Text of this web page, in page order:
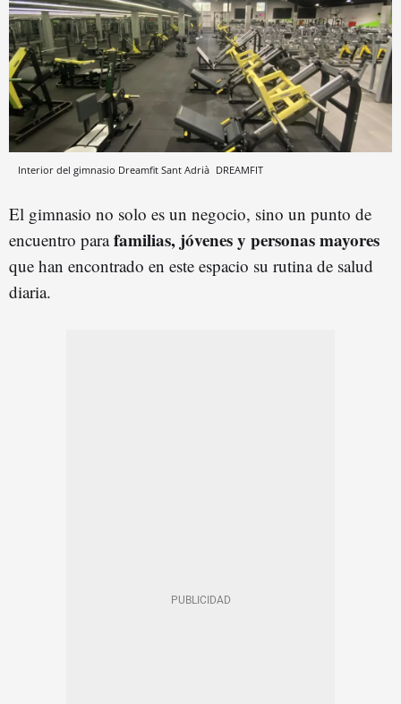
Interior del gimnasio Dreamfit Sant Adrià DREAMFIT
El gimnasio no solo es un negocio, sino un punto de
encuentro parafamilias, jóvenes y personas mayores
que han encontrado en este espacio su rutina de salud
diaria.